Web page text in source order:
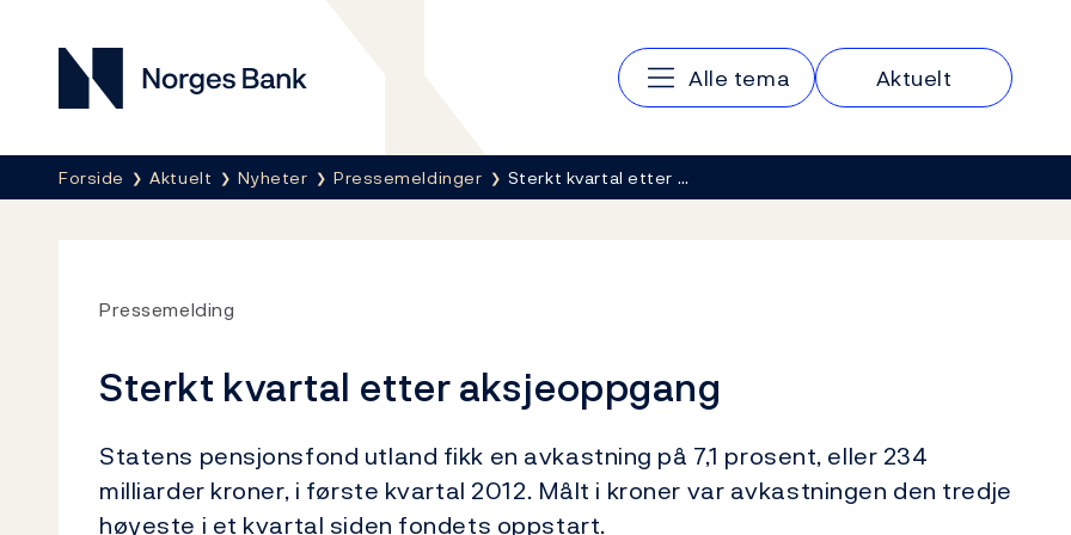
Norges Bank
Hovedmeny
Alle tema Aktuelt
Her er du nå:
Forside Aktuelt Nyheter Pressemeldinger Sterkt kvartal etter …
Pressemelding
Sterkt kvartal etter aksjeoppgang
Statens pensjonsfond utland fikk en avkastning på 7,1 prosent, eller 234
milliarder kroner, i første kvartal 2012. Målt i kroner var avkastningen den tredje
høyeste i et kvartal siden fondets oppstart.